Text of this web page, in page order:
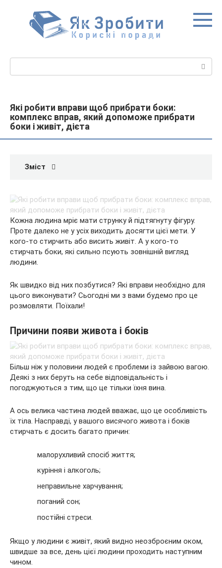
Які робити вправи щоб прибрати боки:
комплекс вправ, який допоможе прибрати
боки і живіт, дієта
Зміст
Кожна людина мріє мати струнку й підтягнуту фігуру.
Проте далеко не у усіх виходить досягти цієї мети. У
кого-то стирчить або висить живіт. А у кого-то
стирчать боки, які сильно псують зовнішній вигляд
людини.
Як швидко від них позбутися? Які вправи необхідно для
цього виконувати? Сьогодні ми з вами будемо про це
розмовляти. Поїхали!
Причини появи живота і боків
Більш ніж у половини людей є проблеми із зайвою вагою.
Деякі з них беруть на себе відповідальність і
погоджуються з тим, що це тільки їхня вина.
А ось велика частина людей вважає, що це особливість
їх тіла. Насправді, у вашого висячого живота і боків
стирчать є досить багато причин:
малорухливий спосіб життя;
куріння і алкоголь;
неправильне харчування;
поганий сон;
постійні стреси.
Якщо у людини є живіт, який видно неозброєним оком,
швидше за все, день цієї людини проходить наступним
чином.